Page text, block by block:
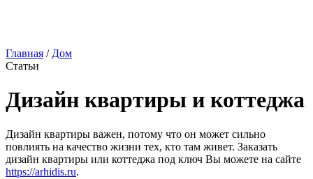
Главная / Дом
Статьи
Дизайн квартиры и коттеджа
Дизайн квартиры важен, потому что он может сильно
повлиять на качество жизни тех, кто там живет. Заказать
дизайн квартиры или коттеджа под ключ Вы можете на сайте
https://arhidis.ru.